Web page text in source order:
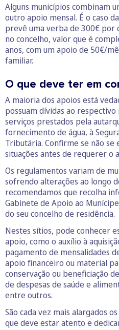
Alguns municípios combinam
outro apoio mensal. É o caso
prevê uma verba de 300€ por
no concelho, valor que é
anos, com um apoio de 50€/
familiar.
O que deve ter em
A maioria dos apoios está
possuam dívidas ao
serviços prestados pela
fornecimento de água, à
Tributária. Confirme se não se
situações antes de requerer o
Os regulamentos variam de
sofrendo alterações ao longo
recomendamos que recolha
Gabinete de Apoio ao
do seu concelho de residência.
Nestes sítios, pode conhecer
apoio, como o auxílio à
pagamento de mensalidades
apoio financeiro ou material
conservação ou beneficiação
de despesas de saúde e
entre outros.
São cada vez mais alargados
que deve estar atento e